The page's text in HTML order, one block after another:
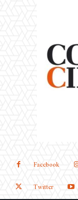
Facebook
Twitter